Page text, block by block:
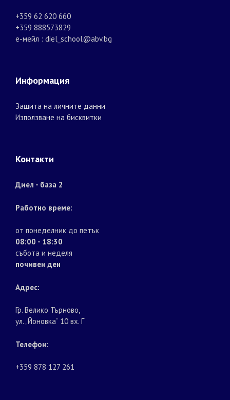
+359 62 620 660
+359 888573829
е-мейл : diel_school@abv.bg
Информация
Защита на личните данни
Използване на бисквитки
Контакти
Диел - база 2
Работно време:
от понеделник до петък
08:00 - 18:30
събота и неделя
почивен ден
Адрес:
Гр. Велико Търново,
ул. „Йоновка“ 10 вх. Г
Телефон:
+359 878 127 261